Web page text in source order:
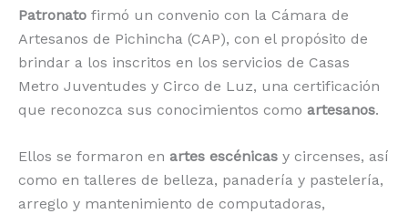
Patronato firmó un convenio con la Cámara de
Artesanos de Pichincha (CAP), con el propósito de
brindar a los inscritos en los servicios de Casas
Metro Juventudes y Circo de Luz, una certificación
que reconozca sus conocimientos como artesanos.
Ellos se formaron en artes escénicas y circenses, así
como en talleres de belleza, panadería y pastelería,
arreglo y mantenimiento de computadoras,